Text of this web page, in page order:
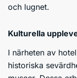
och lugnet.
Kulturella
I närheten av
historiska